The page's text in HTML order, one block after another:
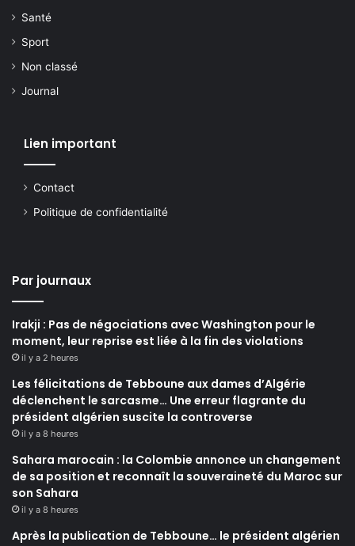
Santé
Sport
Non classé
Journal
Lien important
Contact
Politique de confidentialité
Par journaux
Irakji : Pas de négociations avec Washington pour le
moment, leur reprise est liée à la fin des violations
il y a 2 heures
Les félicitations de Tebboune aux dames d’Algérie
déclenchent le sarcasme… Une erreur flagrante du
président algérien suscite la controverse
il y a 8 heures
Sahara marocain : la Colombie annonce un changement
de sa position et reconnaît la souveraineté du Maroc sur
son Sahara
il y a 8 heures
Après la publication de Tebboune… le président algérien